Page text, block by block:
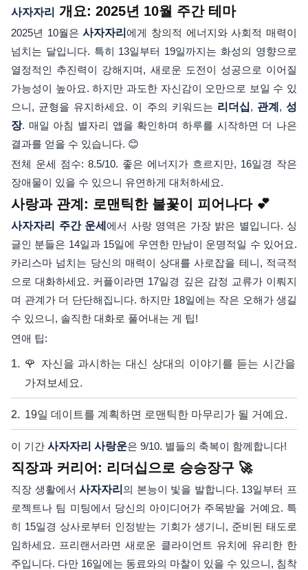
사자자리 개요: 2025년 10월 주간 테마
2025년 10월은사자자리에게 창의적 에너지와 사회적 매력이
넘치는 달입니다. 특히 13일부터 19일까지는 화성의 영향으로
열정적인 추진력이 강해지며, 새로운 도전이 성공으로 이어질
가능성이 높아요. 하지만 과도한 자신감이 오만으로 보일 수 있
으니, 균형을 유지하세요. 이 주의 키워드는 리더십, 관계 , 성
장. 매일 아침 별자리 앱을 확인하며 하루를 시작하면 더 나은
결과를 얻을 수 있습니다. 😊
전체 운세 점수: 8.5/10. 좋은 에너지가 흐르지만, 16일경 작은
장애물이 있을 수 있으니 유연하게 대처하세요.
사랑과 관계: 로맨틱한 불꽃이 피어나다 💕
사자자리 주간 운세 에서 사랑 영역은 가장 밝은 별입니다. 싱
글인 분들은 14일과 15일에 우연한 만남이 운명적일 수 있어요.
카리스마 넘치는 당신의 매력이 상대를 사로잡을 테니, 적극적
으로 대화하세요. 커플이라면 17일경 깊은 감정 교류가 이뤄지
며 관계가 더 단단해집니다. 하지만 18일에는 작은 오해가 생길
수 있으니, 솔직한 대화로 풀어내는 게 팁!
연애 팁:
🌹 자신을 과시하는 대신 상대의 이야기를 듣는 시간을
가져보세요.
19일 데이트를 계획하면 로맨틱한 마무리가 될 거예요.
이 기간 사자자리 사랑운은 9/10. 별들의 축복이 함께합니다!
직장과 커리어: 리더십으로 승승장구 🚀
직장 생활에서사자자리 의 본능이 빛을 발합니다. 13일부터 프
로젝트나 팀 미팅에서 당신의 아이디어가 주목받을 거예요. 특
히 15일경 상사로부터 인정받는 기회가 생기니, 준비된 태도로
임하세요. 프리랜서라면 새로운 클라이언트 유치에 유리한 한
주입니다. 다만 16일에는 동료와의 마찰이 있을 수 있으니, 침착